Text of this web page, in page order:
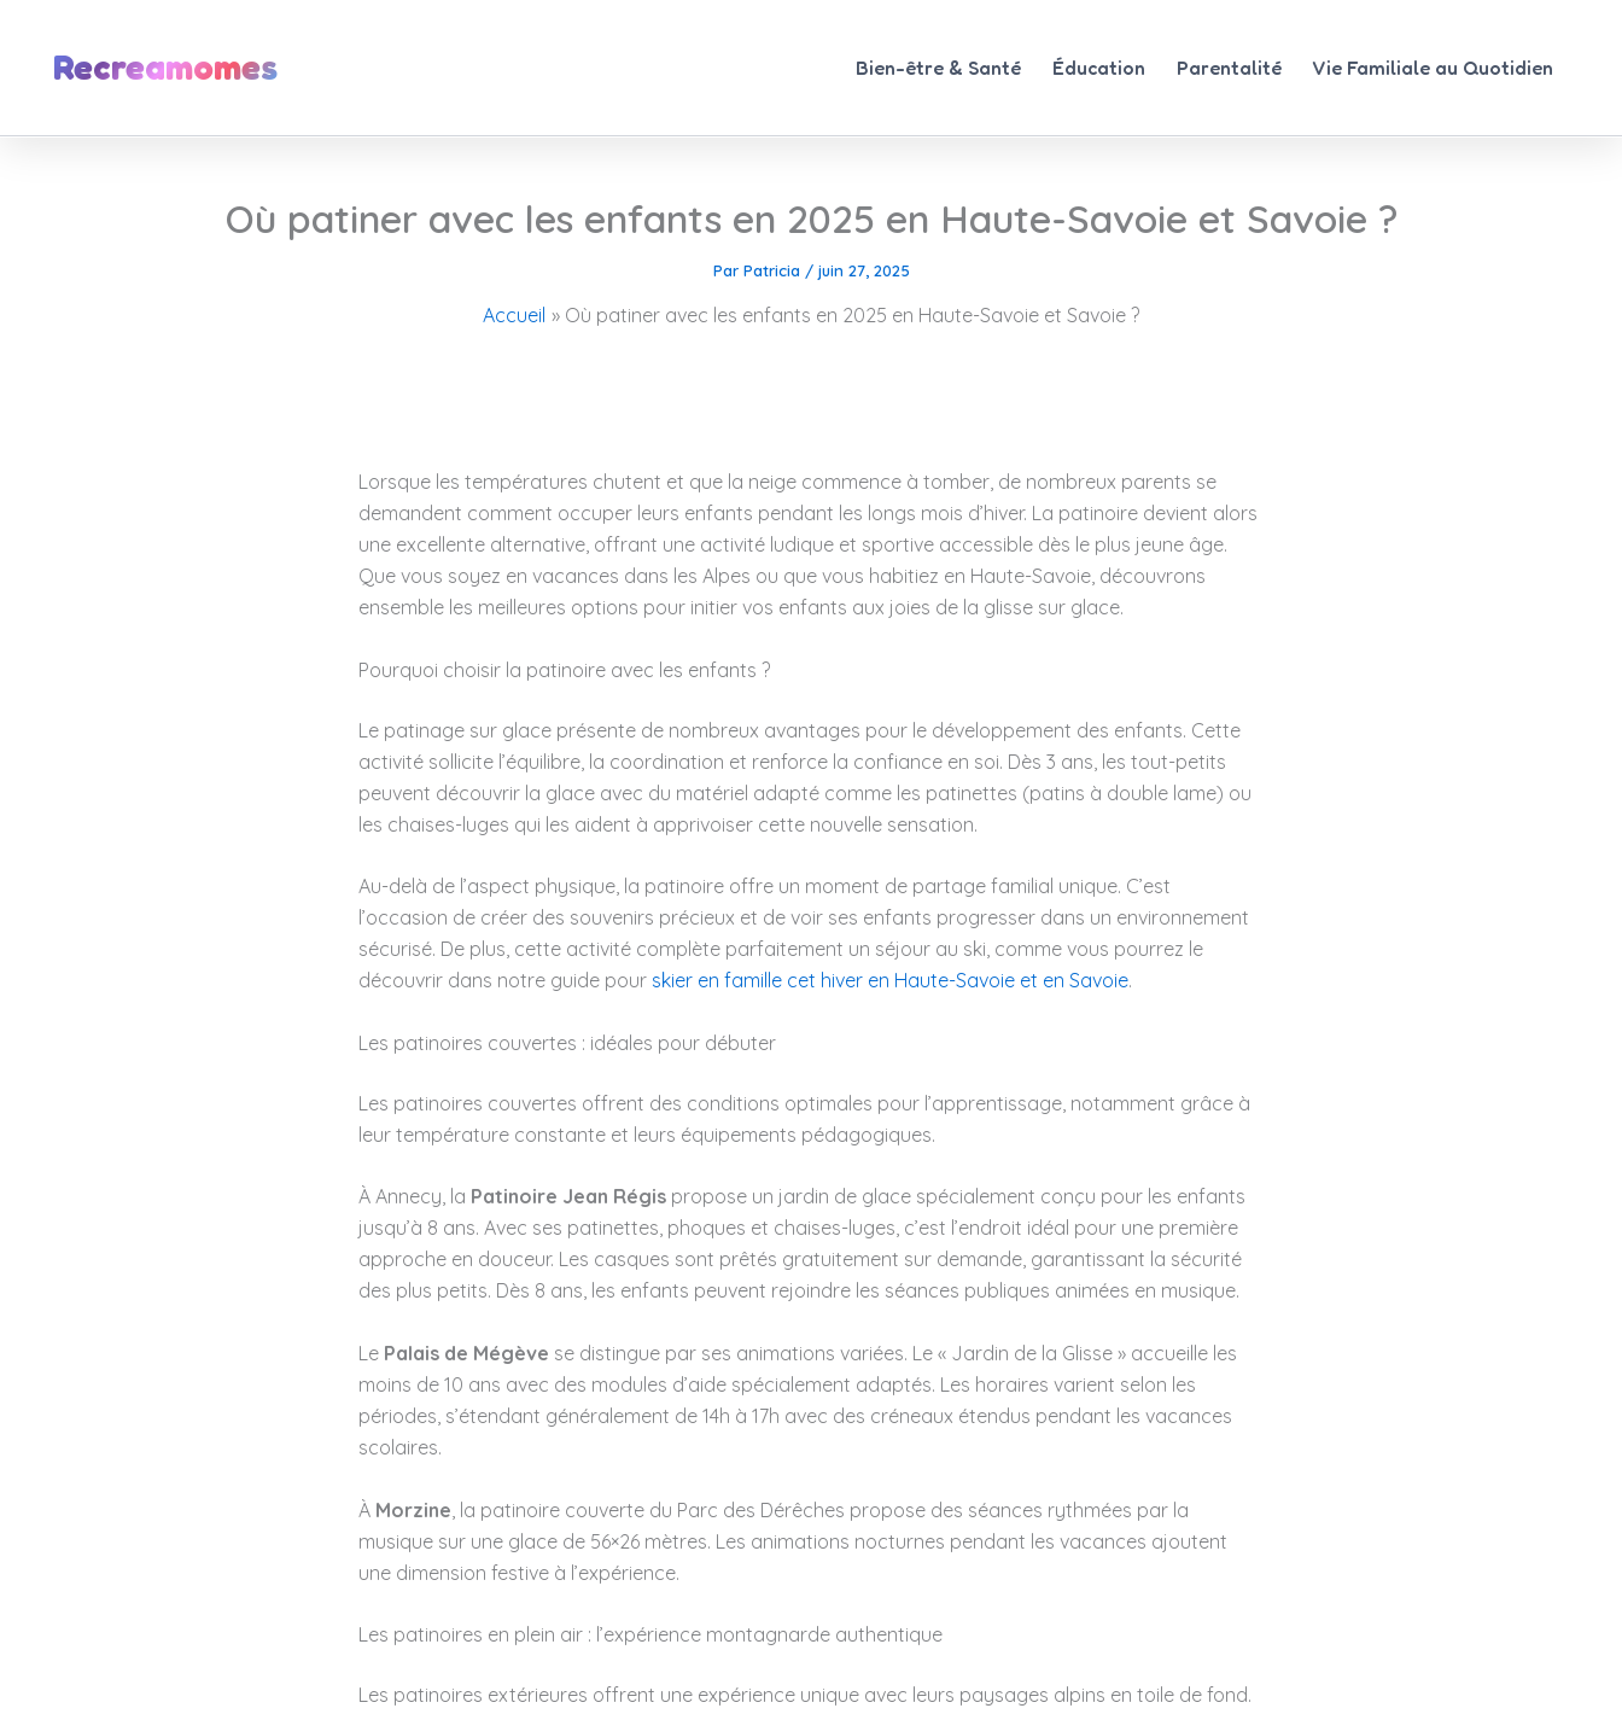
contenuRecreamomes Bien-être & Santé Éducation Parentalité Vie Familiale au Quotidien
Où patiner avec les enfants en 2025 en Haute-Savoie et Savoie ?
Par Patricia / juin 27, 2025
Accueil Où patiner avec les enfants en 2025 en Haute-Savoie et Savoie ?
Lorsque les températures chutent et que la neige commence à tomber, de nombreux parents se
demandent comment occuper leurs enfants pendant les longs mois d’hiver. La patinoire devient alors
une excellente alternative, offrant une activité ludique et sportive accessible dès le plus jeune âge.
Que vous soyez en vacances dans les Alpes ou que vous habitiez en Haute-Savoie, découvrons
ensemble les meilleures options pour initier vos enfants aux joies de la glisse sur glace.
Pourquoi choisir la patinoire avec les enfants ?
Le patinage sur glace présente de nombreux avantages pour le développement des enfants. Cette
activité sollicite l’équilibre, la coordination et renforce la confiance en soi. Dès 3 ans, les tout-petits
peuvent découvrir la glace avec du matériel adapté comme les patinettes (patins à double lame) ou
les chaises-luges qui les aident à apprivoiser cette nouvelle sensation.
Au-delà de l’aspect physique, la patinoire offre un moment de partage familial unique. C’est
l’occasion de créer des souvenirs précieux et de voir ses enfants progresser dans un environnement
sécurisé. De plus, cette activité complète parfaitement un séjour au ski, comme vous pourrez le
découvrir dans notre guide pour skier en famille cet hiver en Haute-Savoie et en Savoie.
Les patinoires couvertes : idéales pour débuter
Les patinoires couvertes offrent des conditions optimales pour l’apprentissage, notamment grâce à
leur température constante et leurs équipements pédagogiques.
À Annecy, la Patinoire Jean Régis propose un jardin de glace spécialement conçu pour les enfants
jusqu’à 8 ans. Avec ses patinettes, phoques et chaises-luges, c’est l’endroit idéal pour une première
approche en douceur. Les casques sont prêtés gratuitement sur demande, garantissant la sécurité
des plus petits. Dès 8 ans, les enfants peuvent rejoindre les séances publiques animées en musique.
Le Palais de Mégève se distingue par ses animations variées. Le « Jardin de la Glisse » accueille les
moins de 10 ans avec des modules d’aide spécialement adaptés. Les horaires varient selon les
périodes, s’étendant généralement de 14h à 17h avec des créneaux étendus pendant les vacances
scolaires.
À Morzine , la patinoire couverte du Parc des Dérêches propose des séances rythmées par la
musique sur une glace de 56×26 mètres. Les animations nocturnes pendant les vacances ajoutent
une dimension festive à l’expérience.
Les patinoires en plein air : l’expérience montagnarde authentique
Les patinoires extérieures offrent une expérience unique avec leurs paysages alpins en toile de fond.